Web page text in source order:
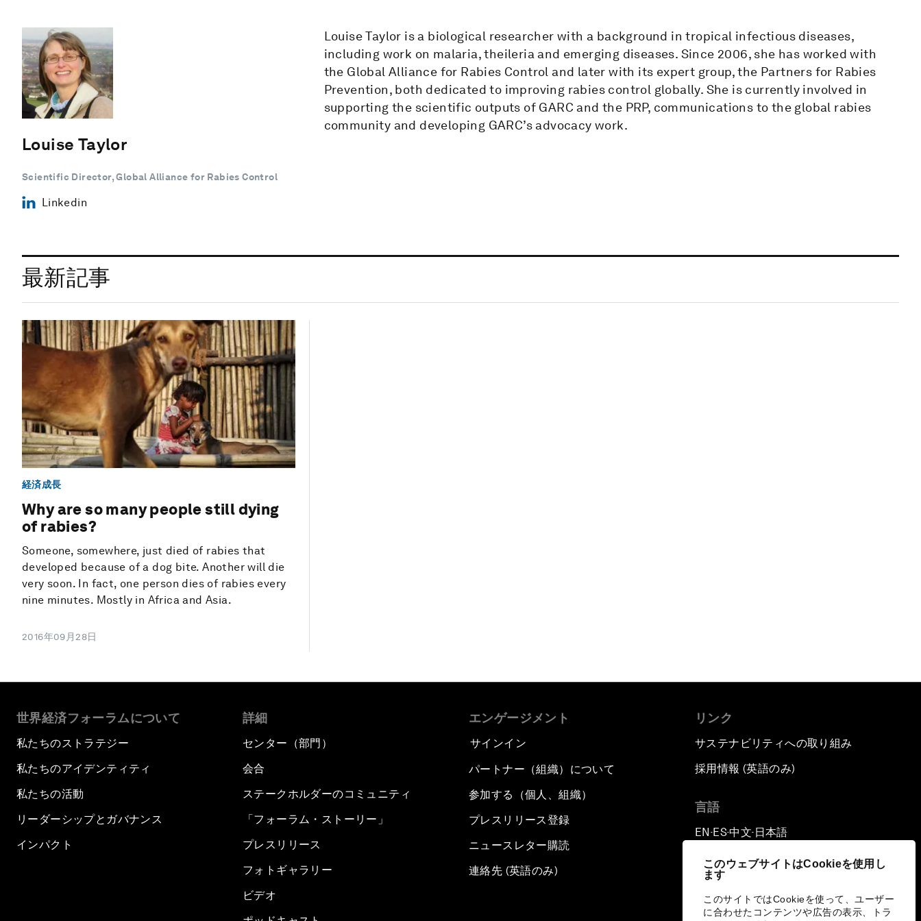
このウェブサイトはCookieを使用し
ます
このサイトではCookieを使って、ユーザー
に合わせたコンテンツや広告の表示、トラ
Louise Taylor
Scientific Director, Global Alliance for Rabies Control
Linkedin
Louise Taylor is a biological researcher with a background in tropical infectious diseases,
including work on malaria, theileria and emerging diseases. Since 2006, she has worked with
the Global Alliance for Rabies Control and later with its expert group, the Partners for Rabies
Prevention, both dedicated to improving rabies control globally. She is currently involved in
supporting the scientific outputs of GARC and the PRP, communications to the global rabies
community and developing GARC’s advocacy work.
最新記事
経済成長
Why are so many people still dying
of rabies?
Someone, somewhere, just died of rabies that
developed because of a dog bite. Another will die
very soon. In fact, one person dies of rabies every
nine minutes. Mostly in Africa and Asia.
2016年09月28日
世界経済フォーラムについて
私たちのストラテジー
私たちのアイデンティティ
私たちの活動
リーダーシップとガバナンス
インパクト
詳細
センター（部門）
会合
ステークホルダーのコミュニティ
「フォーラム・ストーリー」
プレスリリース
フォトギャラリー
ビデオ
エンゲージメント
サインイン
パートナー（組織）について
参加する（個人、組織）
プレスリリース登録
ニュースレター購読
連絡先 (英語のみ)
リンク
サステナビリティへの取り組み
採用情報 (英語のみ)
言語
EN ▪ ES▪中文▪ 日本語